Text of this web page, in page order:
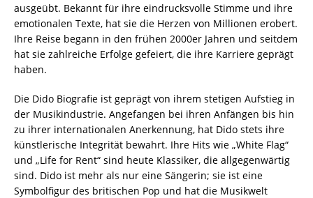
ausgeübt. Bekannt für ihre eindrucksvolle Stimme und ihre
emotionalen Texte, hat sie die Herzen von Millionen erobert.
Ihre Reise begann in den frühen 2000er Jahren und seitdem
hat sie zahlreiche Erfolge gefeiert, die ihre Karriere geprägt
haben.
Die Dido Biografie ist geprägt von ihrem stetigen Aufstieg in
der Musikindustrie. Angefangen bei ihren Anfängen bis hin
zu ihrer internationalen Anerkennung, hat Dido stets ihre
künstlerische Integrität bewahrt. Ihre Hits wie „White Flag“
und „Life for Rent“ sind heute Klassiker, die allgegenwärtig
sind. Dido ist mehr als nur eine Sängerin; sie ist eine
Symbolfigur des britischen Pop und hat die Musikwelt